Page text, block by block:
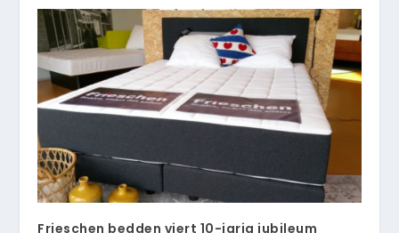
Frieschen bedden viert 10-jarig jubileum